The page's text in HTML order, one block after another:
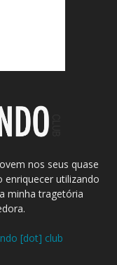
nos seus quase
enriquecer utilizando
minha tragetória
[dot] club